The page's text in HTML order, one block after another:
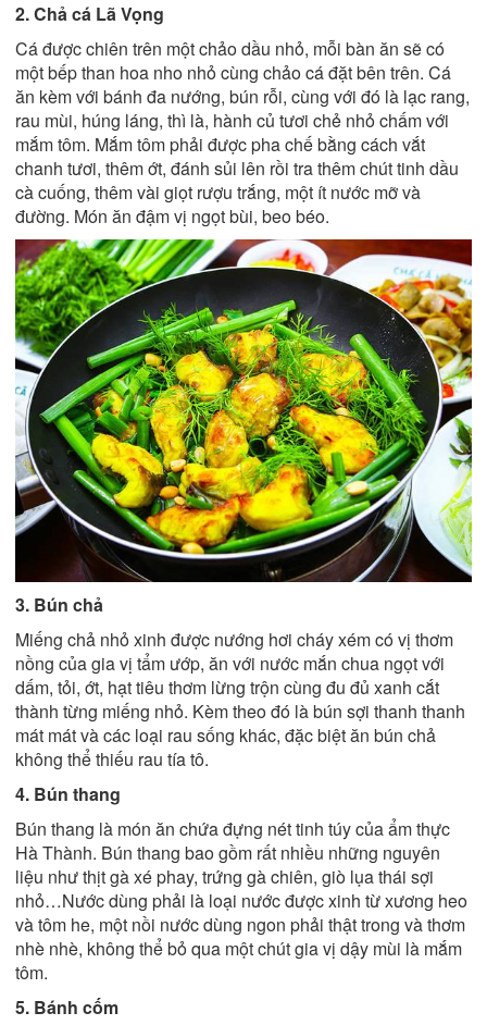
2. Chả cá Lã Vọng
Cá được chiên trên một chảo dầu nhỏ, mỗi bàn ăn sẽ có
một bếp than hoa nho nhỏ cùng chảo cá đặt bên trên. Cá
ăn kèm với bánh đa nướng, bún rỗi, cùng với đó là lạc rang,
rau mùi, húng láng, thì là, hành củ tươi chẻ nhỏ chấm với
mắm tôm. Mắm tôm phải được pha chế bằng cách vắt
chanh tươi, thêm ớt, đánh sủi lên rồi tra thêm chút tinh dầu
cà cuống, thêm vài giọt rượu trắng, một ít nước mỡ và
đường. Món ăn đậm vị ngọt bùi, beo béo.
3. Bún chả
Miếng chả nhỏ xinh được nướng hơi cháy xém có vị thơm
nồng của gia vị tẩm ướp, ăn với nước mắn chua ngọt với
dấm, tỏi, ớt, hạt tiêu thơm lừng trộn cùng đu đủ xanh cắt
thành từng miếng nhỏ. Kèm theo đó là bún sợi thanh thanh
mát mát và các loại rau sống khác, đặc biệt ăn bún chả
không thể thiếu rau tía tô.
4. Bún thang
Bún thang là món ăn chứa đựng nét tinh túy của ẩm thực
Hà Thành. Bún thang bao gồm rất nhiều những nguyên
liệu như thịt gà xé phay, trứng gà chiên, giò lụa thái sợi
nhỏ…Nước dùng phải là loại nước được xinh từ xương heo
và tôm he, một nồi nước dùng ngon phải thật trong và thơm
nhè nhè, không thể bỏ qua một chút gia vị dậy mùi là mắm
tôm.
5. Bánh cốm